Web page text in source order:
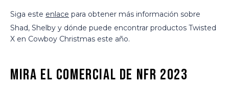
Siga este enlace para obtener más información sobre
Shad, Shelby y dónde puede encontrar productos Twisted
X en Cowboy Christmas este año.
Mira el comercial de NFR 2023